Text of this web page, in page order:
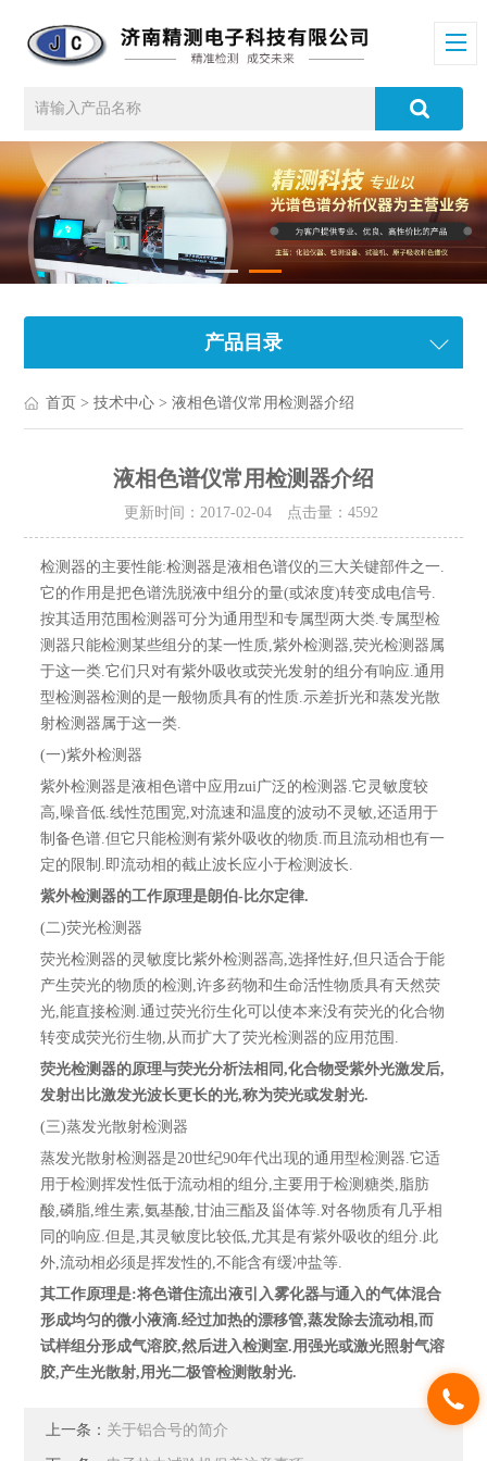
产品目录
首页 >技术中心 > 液相色谱仪常用检测器介绍
液相色谱仪常用检测器介绍
更新时间：2017-02-04 点击量： 4592
检测器的主要性能:检测器是液相色谱仪的三大关键部件之一.
它的作用是把色谱洗脱液中组分的量(或浓度)转变成电信号.
按其适用范围检测器可分为通用型和专属型两大类.专属型检
测器只能检测某些组分的某一性质,紫外检测器,荧光检测器属
于这一类.它们只对有紫外吸收或荧光发射的组分有响应.通用
型检测器检测的是一般物质具有的性质.示差折光和蒸发光散
射检测器属于这一类.
(一)紫外检测器
紫外检测器是液相色谱中应用zui广泛的检测器.它灵敏度较
高,噪音低.线性范围宽,对流速和温度的波动不灵敏,还适用于
制备色谱.但它只能检测有紫外吸收的物质.而且流动相也有一
定的限制.即流动相的截止波长应小于检测波长.
紫外检测器的工作原理是朗伯-比尔定律.
(二)荧光检测器
荧光检测器的灵敏度比紫外检测器高,选择性好,但只适合于能
产生荧光的物质的检测,许多药物和生命活性物质具有天然荧
光,能直接检测.通过荧光衍生化可以使本来没有荧光的化合物
转变成荧光衍生物,从而扩大了荧光检测器的应用范围.
荧光检测器的原理与荧光分析法相同,化合物受紫外光激发后,
发射出比激发光波长更长的光,称为荧光或发射光.
(三)蒸发光散射检测器
蒸发光散射检测器是20世纪90年代出现的通用型检测器.它适
用于检测挥发性低于流动相的组分,主要用于检测糖类,脂肪
酸,磷脂,维生素,氨基酸,甘油三酯及甾体等.对各物质有几乎相
同的响应.但是,其灵敏度比较低,尤其是有紫外吸收的组分.此
外,流动相必须是挥发性的,不能含有缓冲盐等.
其工作原理是:将色谱住流出液引入雾化器与通入的气体混合
形成均匀的微小液滴.经过加热的漂移管,蒸发除去流动相,而
试样组分形成气溶胶,然后进入检测室.用强光或激光照射气溶
胶,产生光散射,用光二极管检测散射光.
上一条： 关于铝合号的简介